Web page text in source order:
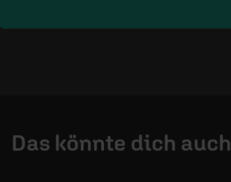
Das könnte dich auch